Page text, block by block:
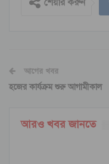
শেয়ার করুন
আগের খবর
হজের কার্যক্রম শুরু আগামীকাল
আরও খবর জানতে